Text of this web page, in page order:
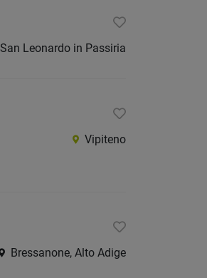
San Leonardo in Passiria
Vipiteno
Bressanone, Alto Adige